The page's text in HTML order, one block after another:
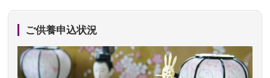
ご供養申込状況